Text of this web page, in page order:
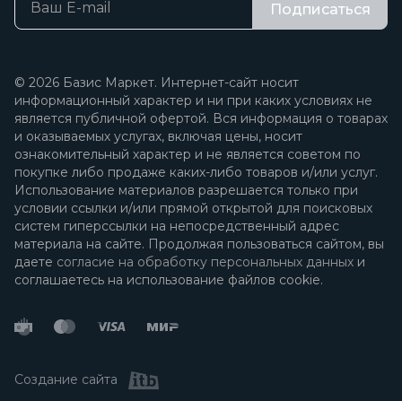
Подписаться
© 2026 Базис Маркет. Интернет-сайт носит
информационный характер и ни при каких условиях не
является публичной офертой. Вся информация о товарах
и оказываемых услугах, включая цены, носит
ознакомительный характер и не является советом по
покупке либо продаже каких-либо товаров и/или услуг.
Использование материалов разрешается только при
условии ссылки и/или прямой открытой для поисковых
систем гиперссылки на непосредственный адрес
материала на сайте. Продолжая пользоваться сайтом, вы
даете согласие на обработку персональных данных и
соглашаетесь на использование файлов cookie.
Создание сайта